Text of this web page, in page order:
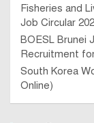
Fisheries and
Job Circular
BOESL Brunei
Recruitment
South Korea
Online)